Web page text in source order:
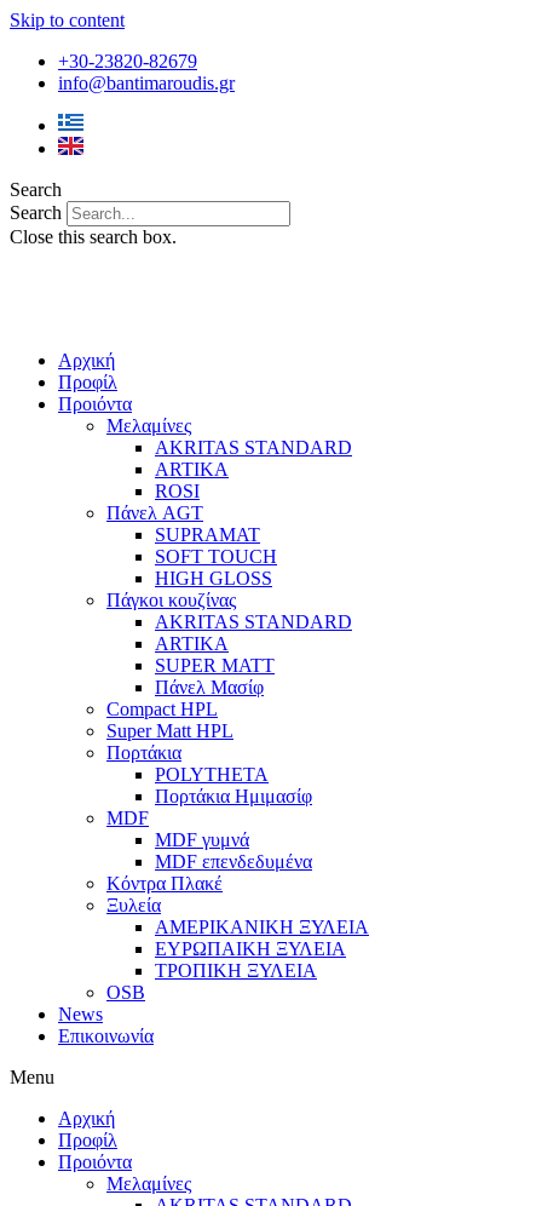
Skip to content
+30-23820-82679
info@bantimaroudis.gr
Search
Search
Close this search box.
Αρχική
Προφίλ
Προιόντα
Μελαμίνες
AKRITAS STANDARD
ARTIKA
ROSI
Πάνελ AGT
SUPRAMAT
SOFT TOUCH
HIGH GLOSS
Πάγκοι κουζίνας
AKRITAS STANDARD
ARTIKA
SUPER MATT
Πάνελ Μασίφ
Compact HPL
Super Matt HPL
Πορτάκια
POLYTHETA
Πορτάκια Ημιμασίφ
MDF
MDF γυμνά
MDF επενδεδυμένα
Κόντρα Πλακέ
Ξυλεία
ΑΜΕΡΙΚΑΝΙΚΗ ΞΥΛΕΙΑ
ΕΥΡΩΠΑΙΚΗ ΞΥΛΕΙΑ
ΤΡΟΠΙΚΗ ΞΥΛΕΙΑ
OSB
News
Επικοινωνία
Menu
Αρχική
Προφίλ
Προιόντα
Μελαμίνες